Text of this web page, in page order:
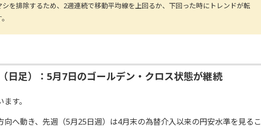
シを排除するため、2週連続で移動平均線を上回るか、下回った時にトレンドが転
日足）：5月7日のゴールデン・クロス状態が継続
す。
向へ動き、先週（5月25日週）は4月末の為替介入以来の円安水準を見るこ